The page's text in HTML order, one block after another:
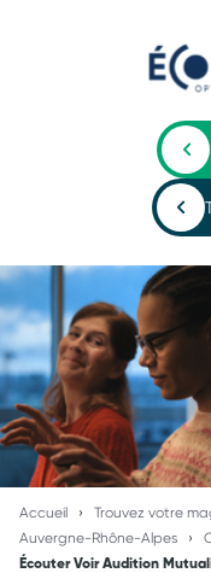
Accueil
Trouvez votre
Auvergne-Rhône-Alpes
Écouter Voir Audition